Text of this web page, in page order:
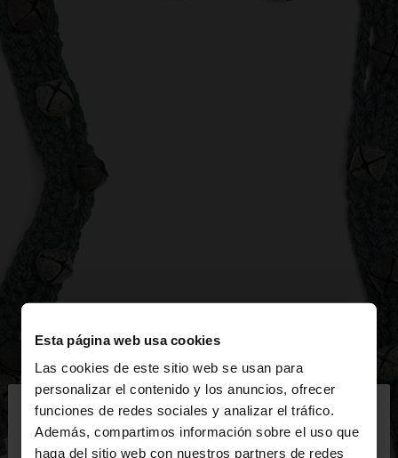
Esta página web usa cookies
Las cookies de este sitio web se usan para
personalizar el contenido y los anuncios, ofrecer
funciones de redes sociales y analizar el tráfico.
Además, compartimos información sobre el uso que
haga del sitio web con nuestros partners de redes
hola
Estás accediendo a la web de Mexico. ¿Quieres ir a